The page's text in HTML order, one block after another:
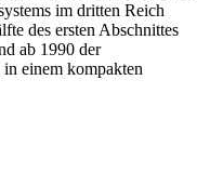
im dritten Reich
des ersten Abschnittes
ab 1990 der
in einem kompakten